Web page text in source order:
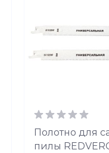
Полотно для
пилы